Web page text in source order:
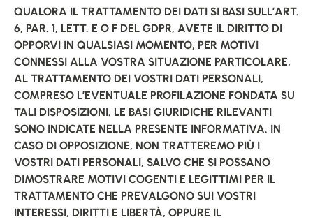
QUALORA IL TRATTAMENTO DEI DATI SI BASI SULL’ART.
6, PAR. 1, LETT. E O F DEL GDPR, AVETE IL DIRITTO DI
OPPORVI IN QUALSIASI MOMENTO, PER MOTIVI
CONNESSI ALLA VOSTRA SITUAZIONE PARTICOLARE,
AL TRATTAMENTO DEI VOSTRI DATI PERSONALI,
COMPRESO L’EVENTUALE PROFILAZIONE FONDATA SU
TALI DISPOSIZIONI. LE BASI GIURIDICHE RILEVANTI
SONO INDICATE NELLA PRESENTE INFORMATIVA. IN
CASO DI OPPOSIZIONE, NON TRATTEREMO PIÙ I
VOSTRI DATI PERSONALI, SALVO CHE SI POSSANO
DIMOSTRARE MOTIVI COGENTI E LEGITTIMI PER IL
TRATTAMENTO CHE PREVALGONO SUI VOSTRI
INTERESSI, DIRITTI E LIBERTÀ, OPPURE IL